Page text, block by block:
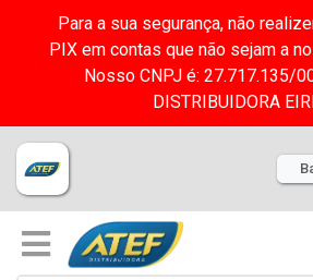
Para a sua segurança, não
PIX em contas que não sejam a
Nosso CNPJ é: 27.717.135/
DISTRIBUIDORA